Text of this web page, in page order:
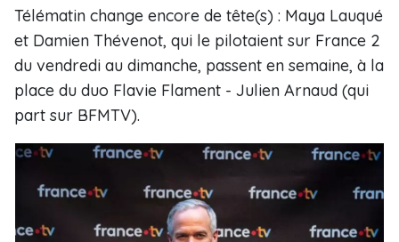
Télématin change encore de tête(s) : Maya Lauqué
et Damien Thévenot, qui le pilotaient sur France 2
du vendredi au dimanche, passent en semaine, à la
place du duo Flavie Flament - Julien Arnaud (qui
part sur BFMTV).